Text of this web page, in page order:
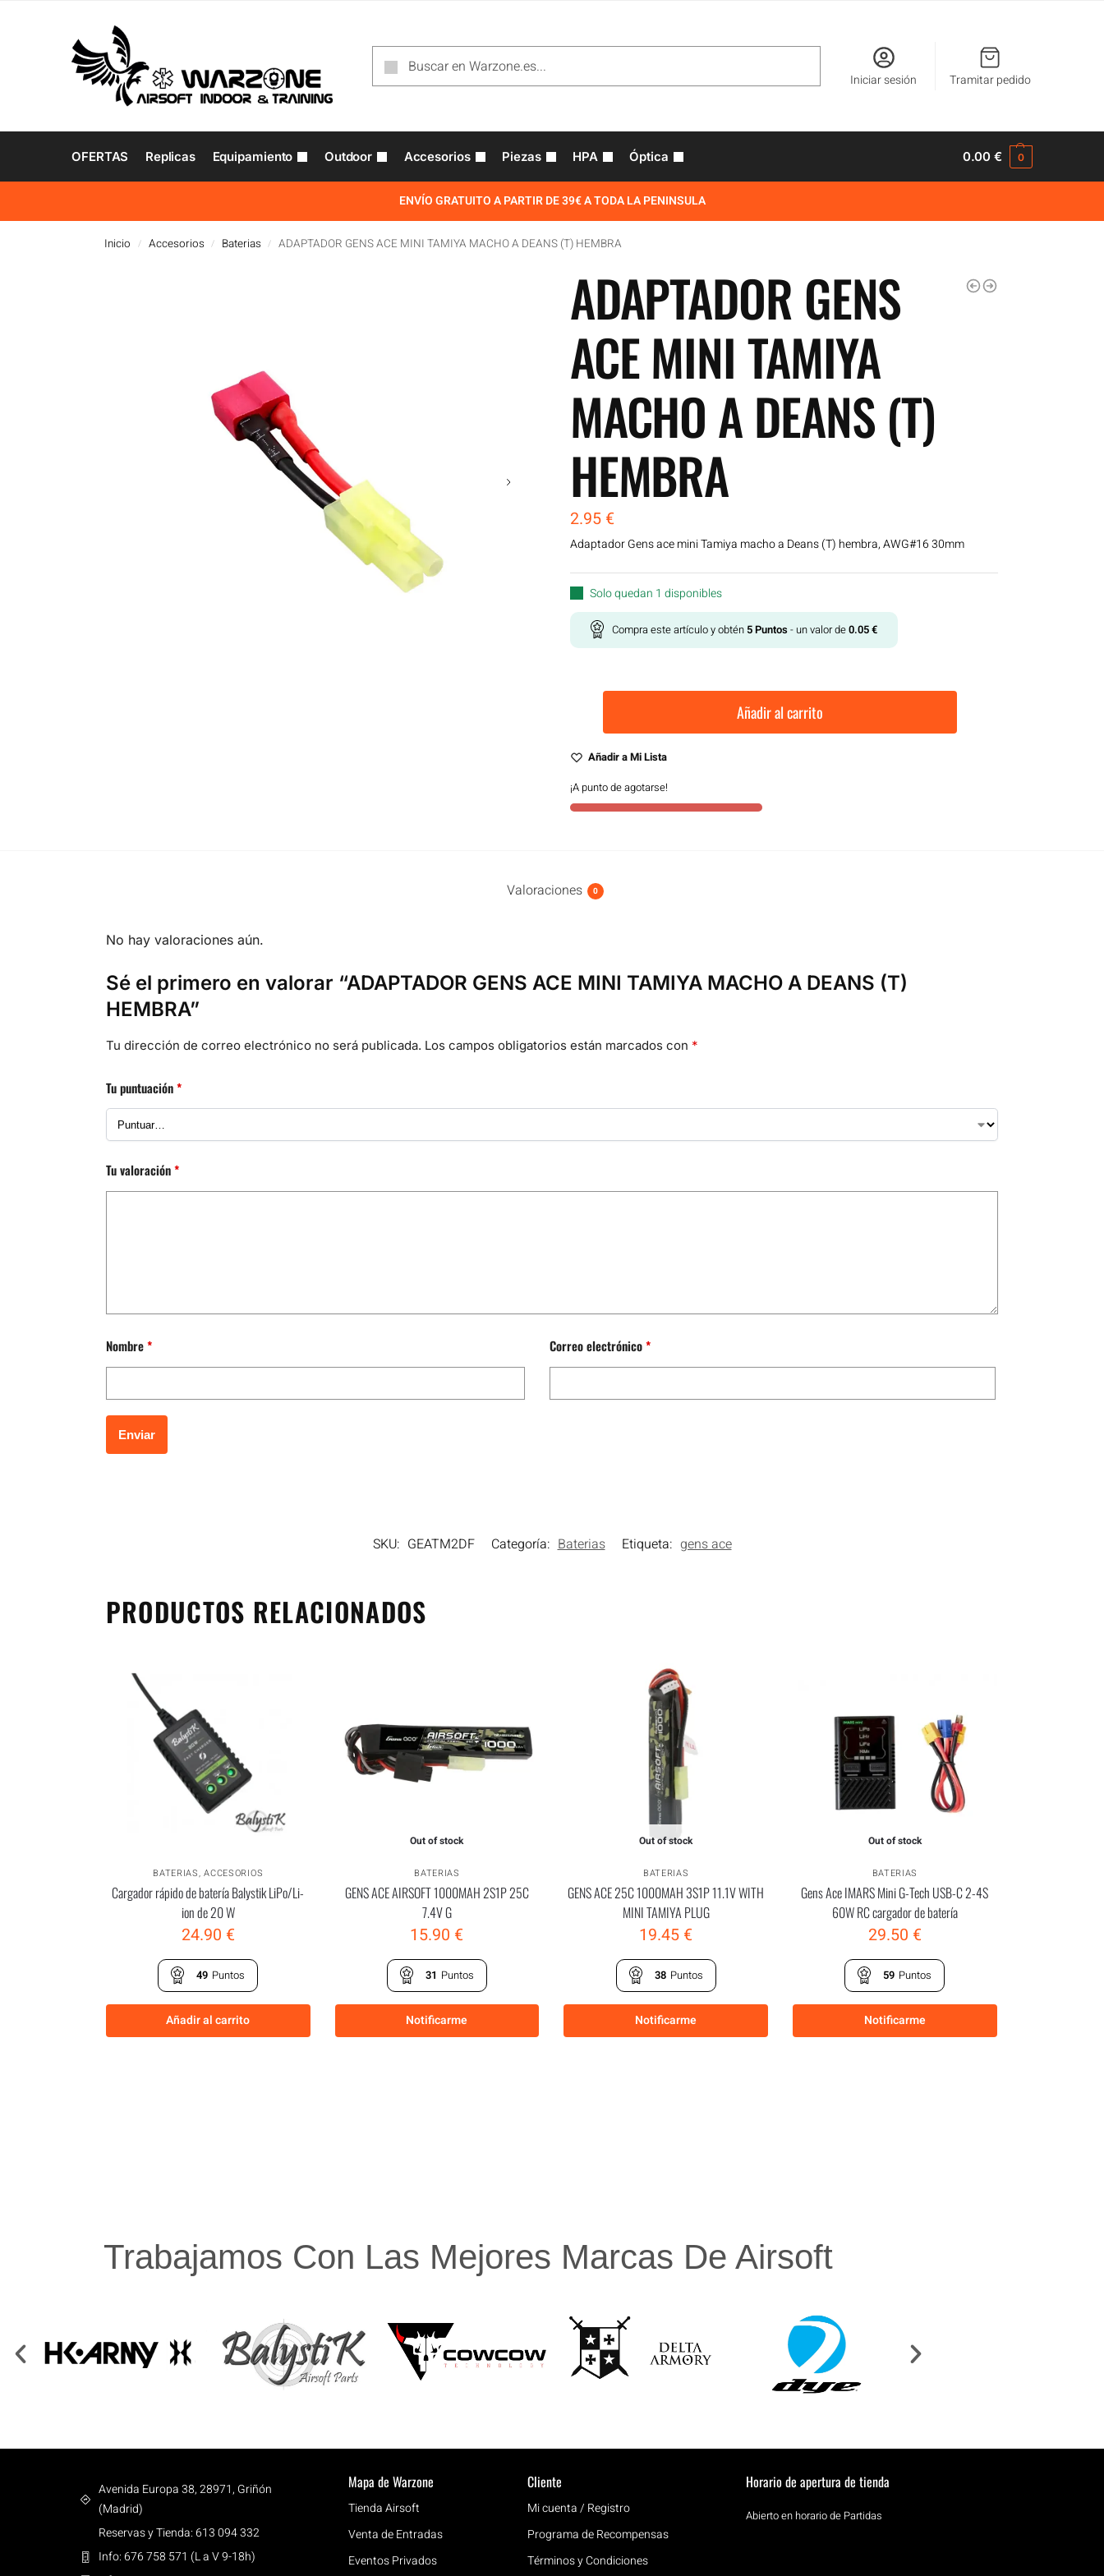
Iniciar sesión Tramitar pedido
OFERTAS Replicas Equipamiento Outdoor Accesorios Piezas HPA Óptica 0.00€ 0
ENVÍO GRATUITO A PARTIR DE 39€ A TODA LA PENINSULA
Inicio / Accesorios / Baterias / ADAPTADOR GENS ACE MINI TAMIYA MACHO A DEANS (T) HEMBRA
ADAPTADOR GENS
ACE MINI TAMIYA
MACHO A DEANS (T)
HEMBRA
2.95 €
Adaptador Gens ace mini Tamiya macho a Deans (T) hembra, AWG#16 30mm
Solo quedan 1 disponibles
Compra este artículo y obtén 5Puntos - un valor de0.05€
Añadir al carrito
Añadir a Mi Lista
¡A punto de agotarse!
Valoraciones 0
No hay valoraciones aún.
Sé el primero en valorar “ADAPTADOR GENS ACE MINI TAMIYA MACHO A DEANS (T)
HEMBRA”
Tu dirección de correo electrónico no será publicada. Los campos obligatorios están marcados con *
Tu puntuación*
Tu valoración*
Nombre* Correo electrónico*
SKU: GEATM2DF Categoría: Baterias Etiqueta: gens ace
PRODUCTOS RELACIONADOS
BATERIAS,ACCESORIOS
Cargador rápido de batería Balystik LiPo/Li-
ion de 20 W
24.90 €
49 Puntos
Añadir al carrito
Out of stock
BATERIAS
GENS ACE AIRSOFT 1000MAH 2S1P 25C
7.4V G
15.90 €
31 Puntos
Notificarme
Out of stock
BATERIAS
GENS ACE 25C 1000MAH 3S1P 11.1V WITH
MINI TAMIYA PLUG
19.45 €
38 Puntos
Notificarme
Out of stock
BATERIAS
Gens Ace IMARS Mini G-Tech USB-C 2-4S
60W RC cargador de batería
29.50 €
59 Puntos
Notificarme
Trabajamos Con Las Mejores Marcas De Airsoft
Avenida Europa 38, 28971, Griñón
(Madrid)
Reservas y Tienda: 613 094 332
Info: 676 758 571 (L a V 9-18h)
Mapa de Warzone
Tienda Airsoft
Venta de Entradas
Eventos Privados
Cliente
Mi cuenta / Registro
Programa de Recompensas
Términos y Condiciones
Horario de apertura de tienda
Abierto en horario de Partidas